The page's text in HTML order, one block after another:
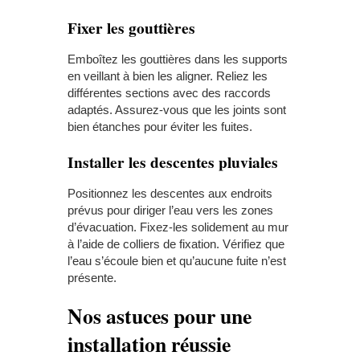
Fixer les gouttières
Emboîtez les gouttières dans les supports
en veillant à bien les aligner. Reliez les
différentes sections avec des raccords
adaptés. Assurez-vous que les joints sont
bien étanches pour éviter les fuites.
Installer les descentes pluviales
Positionnez les descentes aux endroits
prévus pour diriger l’eau vers les zones
d’évacuation. Fixez-les solidement au mur
à l’aide de colliers de fixation. Vérifiez que
l’eau s’écoule bien et qu’aucune fuite n’est
présente.
Nos astuces pour une
installation réussie